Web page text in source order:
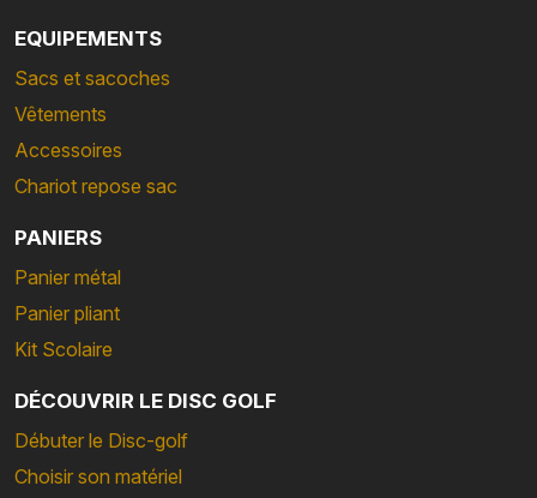
EQUIPEMENTS
Sacs et sacoches
Vêtements
Accessoires
Chariot repose sac
PANIERS
Panier métal
Panier pliant
Kit Scolaire
DÉCOUVRIR LE DISC GOLF
Débuter le Disc-golf
Choisir son matériel